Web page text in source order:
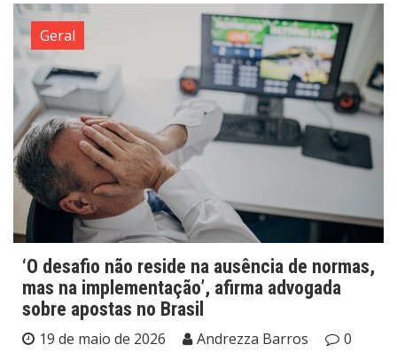
Geral
‘O desafio não reside na ausência de normas,
mas na implementação’, afirma advogada
sobre apostas no Brasil
19 de maio de 2026 Andrezza Barros
0